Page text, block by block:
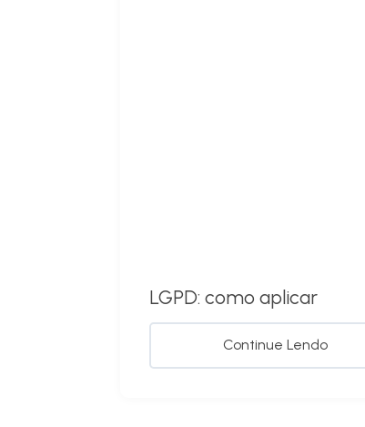
LGPD: como aplicar
Continue Lendo